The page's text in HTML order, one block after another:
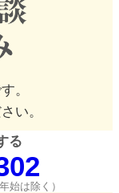
。
い。
る
始は除く）